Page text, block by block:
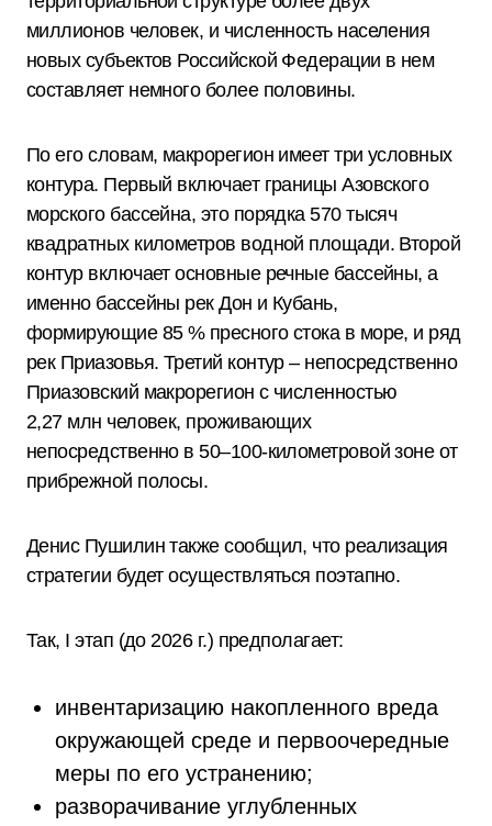
миллионов человек, и численность населения
новых субъектов Российской Федерации в нем
составляет немного более половины.
По его словам, макрорегион имеет три условных
контура. Первый включает границы Азовского
морского бассейна, это порядка 570 тысяч
квадратных километров водной площади. Второй
контур включает основные речные бассейны, а
именно бассейны рек Дон и Кубань,
формирующие 85 % пресного стока в море, и ряд
рек Приазовья. Третий контур – непосредственно
Приазовский макрорегион с численностью
2,27 млн человек, проживающих
непосредственно в 50–100-километровой зоне от
прибрежной полосы.
Денис Пушилин также сообщил, что реализация
стратегии будет осуществляться поэтапно.
Так, I этап (до 2026 г.) предполагает:
инвентаризацию накопленного вреда
окружающей среде и первоочередные
меры по его устранению;
разворачивание углубленных